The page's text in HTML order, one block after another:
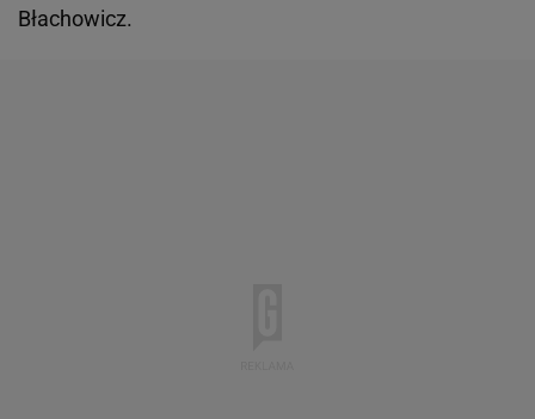
Błachowicz.